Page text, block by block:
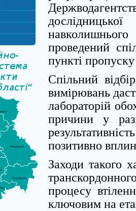
проведений
пункті
Спільний
вимірювань
лабораторій
причини у
позитивно
Заходи такого
процесу
ключовим на